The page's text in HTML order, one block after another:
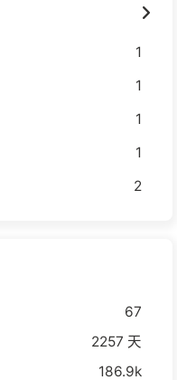
1
1
1
1
2
67
2257 天
186.9k